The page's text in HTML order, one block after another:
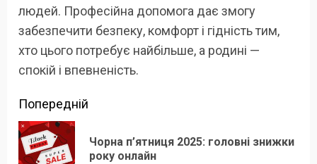
людей. Професійна допомога дає змогу
забезпечити безпеку, комфорт і гідність тим,
хто цього потребує найбільше, а родині —
спокій і впевненість.
Продовжити
читання
Попередній
Чорна п’ятниця 2025: головні знижки
року онлайн